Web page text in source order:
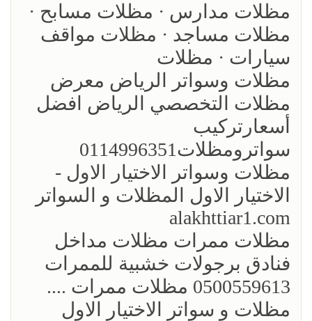
مظلات مدارس · مظلات مسابح ·
مظلات مساجد · مظلات مواقف
سيارات · مظلات
مظلات وسواتر الرياض معرض
مظلات التخصصي الرياض افضل
أسعارتركيب
سواترومظلات0114996351
مظلات وسواتر الاختيار الاول -
الاختيار الاول المظلات و السواتر
alakhttiar1.com
مظلات ممرات مظلات مداخل
فنادق برجولات خشبية للممرات
0500559613 مظلات ممرات ....
مظلات و سواتر الاختيار الاول